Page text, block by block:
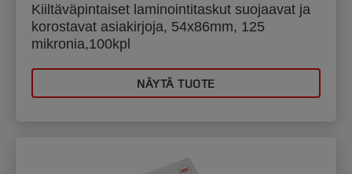
Kiiltäväpintaiset laminointitaskut suojaavat ja
korostavat asiakirjoja, 54x86mm, 125
mikronia,100kpl
NÄYTÄ TUOTE